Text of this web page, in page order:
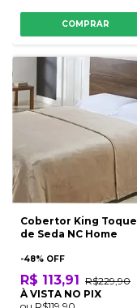
COMPRAR
Cobertor King Toque
de Seda NC Home
-48% OFF
R$ 113,91
R$229,90
À VISTA NO PIX